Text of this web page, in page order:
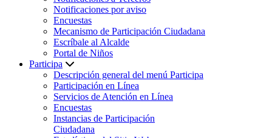
Notificaciones por aviso
Encuestas
Mecanismo de Participación Ciudadana
Escríbale al Alcalde
Portal de Niños
Participa
Descripción general del menú Participa
Participación en Línea
Servicios de Atención en Línea
Encuestas
Instancias de Participación
Ciudadana